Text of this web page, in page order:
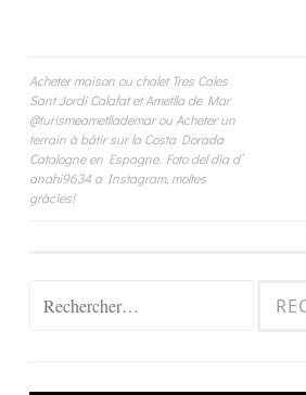
Navigation
de
l’article
Acheter maison ou chalet Tres Cales
Sant Jordi Calafat et Ametlla de Mar
@turismeametllademar ou Acheter un
terrain à bâtir sur la Costa Dorada
Catalogne en Espagne. Foto del dia d’
anahi9634 a Instagram, moltes
gràcies!
Rechercher :